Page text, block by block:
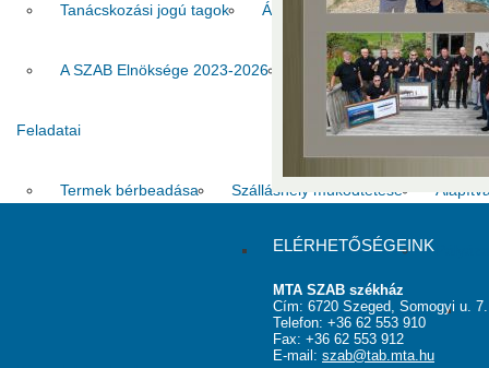
Tanácskozási jogú tagok Állandó meghívottak
A SZAB Elnöksége 2023-2026 A SZAB Elnöksége 2026-
Feladatai
Termek bérbeadása Szálláshely működtetése
Fotók a szobákról
ELÉRHETŐSÉGEINK
MTA SZAB székház
Cím: 6720 Szeged, Somogyi u. 7.
Telefon: +36 62 553 910
Fax: +36 62 553 912
E-mail: szab@tab.mta.hu